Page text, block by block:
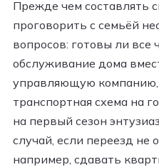
Прежде чем составлять
проговорить с семьёй
вопросов: готовы ли все
обслуживание дома
управляющую компанию,
транспортная схема на
на первый сезон
случай, если переезд
например, сдавать